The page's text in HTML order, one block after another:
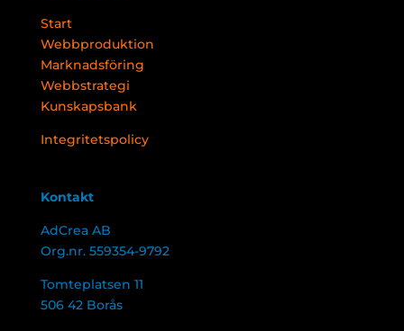
Start
Webbproduktion
Marknadsföring
Webbstrategi
Kunskapsbank
Integritetspolicy
Kontakt
AdCrea AB
Org.nr. 559354-9792
Tomteplatsen 11
506 42 Borås